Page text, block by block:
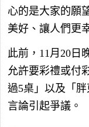
心的是大家的願
美好、讓人們更
此前，11月20日
允許要彩禮或付
過5桌」以及「
言論引起爭議。